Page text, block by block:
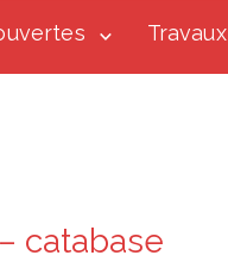
Travaux
catabase